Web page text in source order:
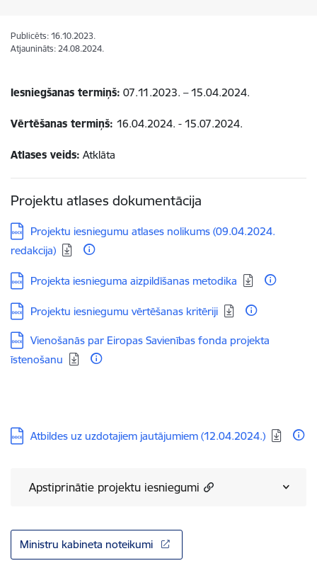
Publicēts: 16.10.2023.
Atjaunināts: 24.08.2024.
Iesniegšanas termiņš: 07.11.2023. – 15.04.2024.
Vērtēšanas termiņš: 16.04.2024. - 15.07.2024.
Atlases veids: Atklāta
Projektu atlases dokumentācija
Lejupielādēt:
Projektu iesniegumu atlases nolikums (09.04.2024.
redakcija)
Lejupielādēt:
Projekta iesnieguma aizpildīšanas metodika
Lejupielādēt:
Projektu iesniegumu vērtēšanas kritēriji
Lejupielādēt:
Vienošanās par Eiropas Savienības fonda projekta
īstenošanu
Lejupielādēt:
Atbildes uz uzdotajiem jautājumiem (12.04.2024.)
Apstiprinātie projektu iesniegumi
Ministru kabineta noteikumi